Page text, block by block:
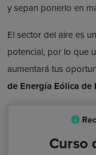
y sepan ponerlo en
El sector del aire es
potencial, por lo que
aumentará tus
de Energía Eólica de
Curso